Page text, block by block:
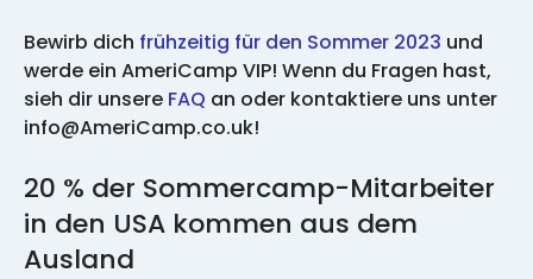
Bewirb dich frühzeitig für den Sommer 2023 und
werde ein AmeriCamp VIP! Wenn du Fragen hast,
sieh dir unsere FAQ an oder kontaktiere uns unter
info@AmeriCamp.co.uk!
20 % der Sommercamp-Mitarbeiter
in den USA kommen aus dem
Ausland